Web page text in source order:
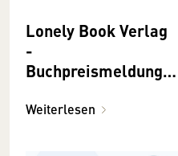
Lonely Book Verlag
-
Buchpreismeldunge
Weiterlesen